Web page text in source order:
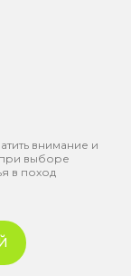
внимание и
при выборе
в поход